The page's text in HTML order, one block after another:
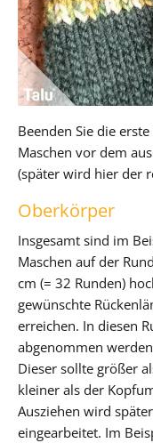
Beenden Sie die
Maschen vor dem
(später wird hier der
Oberkörper
Insgesamt sind im
Maschen auf der
cm (= 32 Runden)
gewünschte
erreichen. In diesen
abgenommen
Dieser sollte größer
kleiner als der
Ausziehen wird
eingearbeitet. Im